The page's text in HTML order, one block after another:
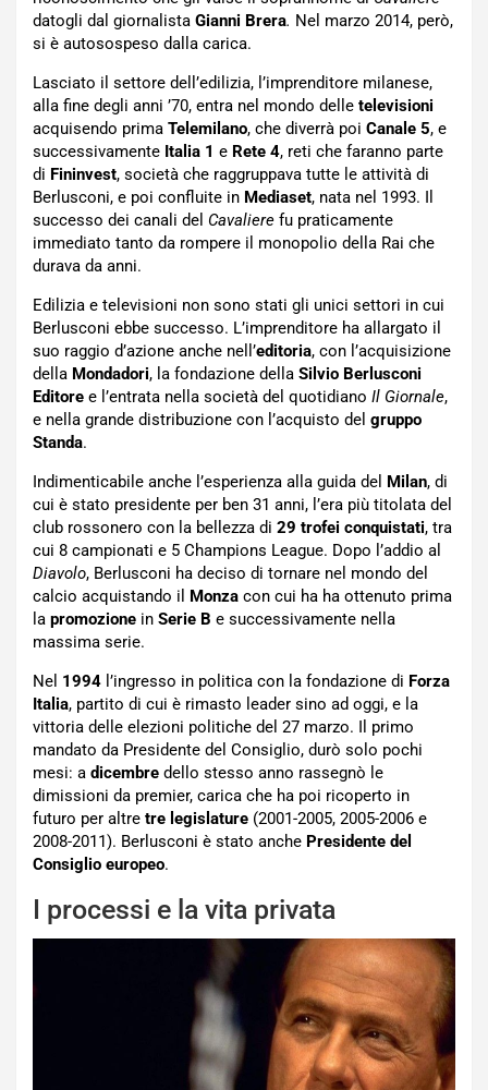
datogli dal giornalista Gianni Brera. Nel marzo 2014, però,
si è autosospeso dalla carica.
Lasciato il settore dell’edilizia, l’imprenditore milanese,
alla fine degli anni ’70, entra nel mondo delle televisioni
acquisendo prima Telemilano, che diverrà poi Canale 5, e
successivamente Italia 1 e Rete 4, reti che faranno parte
di Fininvest, società che raggruppava tutte le attività di
Berlusconi, e poi confluite in Mediaset, nata nel 1993. Il
successo dei canali del Cavaliere fu praticamente
immediato tanto da rompere il monopolio della Rai che
durava da anni.
Edilizia e televisioni non sono stati gli unici settori in cui
Berlusconi ebbe successo. L’imprenditore ha allargato il
suo raggio d’azione anche nell’editoria, con l’acquisizione
della Mondadori, la fondazione della Silvio Berlusconi
Editore e l’entrata nella società del quotidiano Il Giornale,
e nella grande distribuzione con l’acquisto del gruppo
Standa.
Indimenticabile anche l’esperienza alla guida del Milan, di
cui è stato presidente per ben 31 anni, l’era più titolata del
club rossonero con la bellezza di 29 trofei conquistati, tra
cui 8 campionati e 5 Champions League. Dopo l’addio al
Diavolo, Berlusconi ha deciso di tornare nel mondo del
calcio acquistando il Monza con cui ha ha ottenuto prima
la promozione in Serie B e successivamente nella
massima serie.
Nel 1994 l’ingresso in politica con la fondazione di Forza
Italia, partito di cui è rimasto leader sino ad oggi, e la
vittoria delle elezioni politiche del 27 marzo. Il primo
mandato da Presidente del Consiglio, durò solo pochi
mesi: a dicembre dello stesso anno rassegnò le
dimissioni da premier, carica che ha poi ricoperto in
futuro per altre tre legislature (2001-2005, 2005-2006 e
2008-2011). Berlusconi è stato anche Presidente del
Consiglio europeo.
I processi e la vita privata